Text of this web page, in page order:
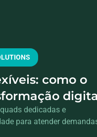
como o
dedicadas e
para atender